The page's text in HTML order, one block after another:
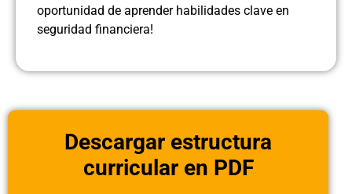
oportunidad de aprender habilidades clave en
seguridad financiera!
Descargar estructura
curricular en PDF